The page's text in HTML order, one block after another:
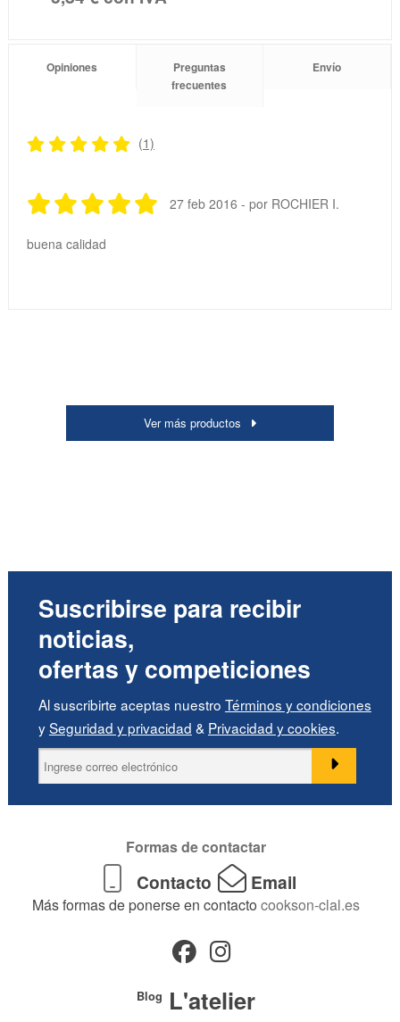
Opiniones
Preguntas
frecuentes
Envío
(1)
27 feb 2016 - por ROCHIER I.
buena calidad
Ver más productos
Suscribirse para recibir
noticias,
ofertas y competiciones
Al suscribirte aceptas nuestro Términos y condiciones
ySeguridad y privacidad & Privacidad y cookies.
Formas de contactar
Contacto Email
Más formas de ponerse en contacto cookson-clal.es
Blog L'atelier